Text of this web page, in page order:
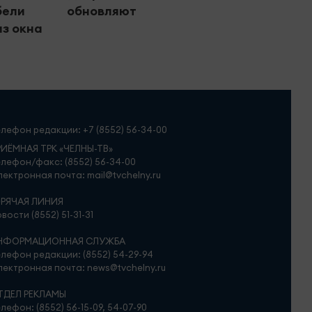
окна
обновляют
редакции: +7 (8552) 56-34-00
ТРК «ЧЕЛНЫ-ТВ»
факс: (8552) 56-34-00
почта: mail@tvchelny.ru
ЛИНИЯ
(8552) 51-31-31
СЛУЖБА
редакции: (8552) 54-29-94
почта: news@tvchelny.ru
РЕКЛАМЫ
(8552) 56-15-09, 54-07-90